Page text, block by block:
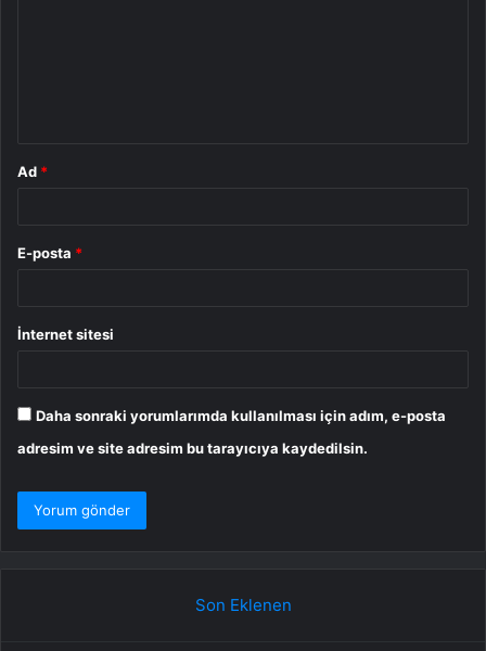
Ad *
E-posta *
İnternet sitesi
Daha sonraki yorumlarımda kullanılması için adım, e-posta
adresim ve site adresim bu tarayıcıya kaydedilsin.
Son Eklenen